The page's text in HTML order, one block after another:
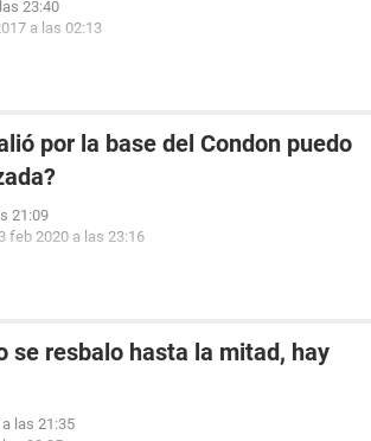
23:40
a las 02:13
por la base del Condon puedo
21:09
feb 2020 a las 23:16
se resbalo hasta la mitad, hay
las 21:35